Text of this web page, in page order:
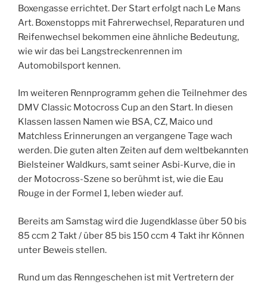
Boxengasse errichtet. Der Start erfolgt nach Le Mans
Art. Boxenstopps mit Fahrerwechsel, Reparaturen und
Reifenwechsel bekommen eine ähnliche Bedeutung,
wie wir das bei Langstreckenrennen im
Automobilsport kennen.
Im weiteren Rennprogramm gehen die Teilnehmer des
DMV Classic Motocross Cup an den Start. In diesen
Klassen lassen Namen wie BSA, CZ, Maico und
Matchless Erinnerungen an vergangene Tage wach
werden. Die guten alten Zeiten auf dem weltbekannten
Bielsteiner Waldkurs, samt seiner Asbi-Kurve, die in
der Motocross-Szene so berühmt ist, wie die Eau
Rouge in der Formel 1, leben wieder auf.
Bereits am Samstag wird die Jugendklasse über 50 bis
85 ccm 2 Takt / über 85 bis 150 ccm 4 Takt ihr Können
unter Beweis stellen.
Rund um das Renngeschehen ist mit Vertretern der